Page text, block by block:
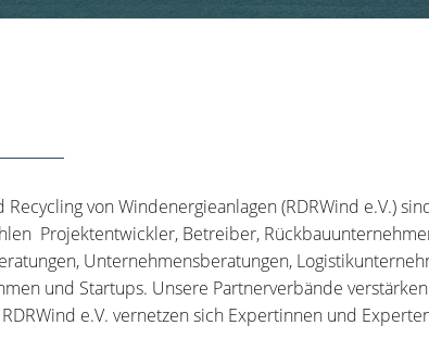
von Windenergieanlagen (RDRWind e.V.)
Projektentwickler, Betreiber,
Unternehmensberatungen,
und Startups. Unsere Partnerverbände
e.V. vernetzen sich Expertinnen und